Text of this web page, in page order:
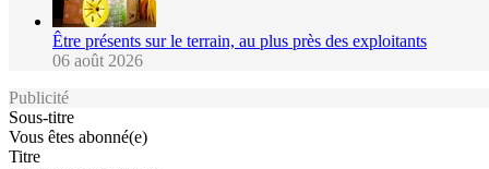
Être présents sur le terrain, au plus près des exploitants
06 août 2026
Publicité
Sous-titre
Vous êtes abonné(e)
Titre